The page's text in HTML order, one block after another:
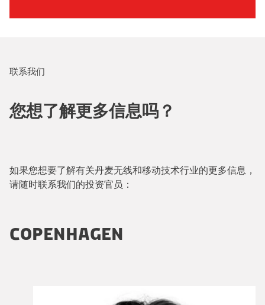
联系我们
您想了解更多信息吗？
如果您想要了解有关丹麦无线和移动技术行业的更多信息，
请随时联系我们的投资官员：
COPENHAGEN